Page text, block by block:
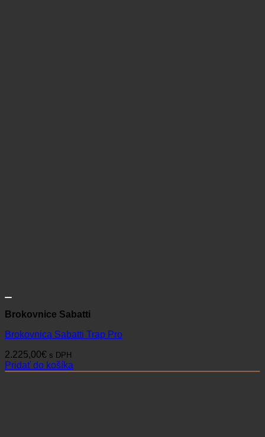
Brokovnice Sabatti
Brokovnica Sabatti Trap Pro
2.225,00€ s DPH
Pridať do košíka